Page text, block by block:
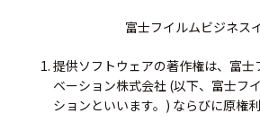
富士フイルムビジネス
提供ソフトウェアの著作権は、富士
ベーション株式会社 (以下、富士フ
ションといいます。) ならびに原権